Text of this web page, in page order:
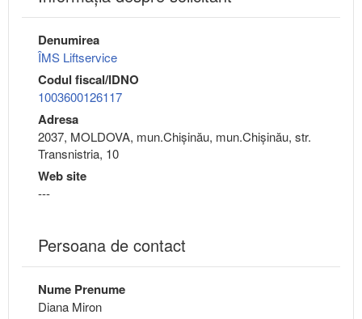
Denumirea
ÎMS Liftservice
Codul fiscal/IDNO
1003600126117
Adresa
2037, MOLDOVA, mun.Chişinău, mun.Chişinău, str.
Transnistria, 10
Web site
---
Persoana de contact
Nume Prenume
Diana Miron